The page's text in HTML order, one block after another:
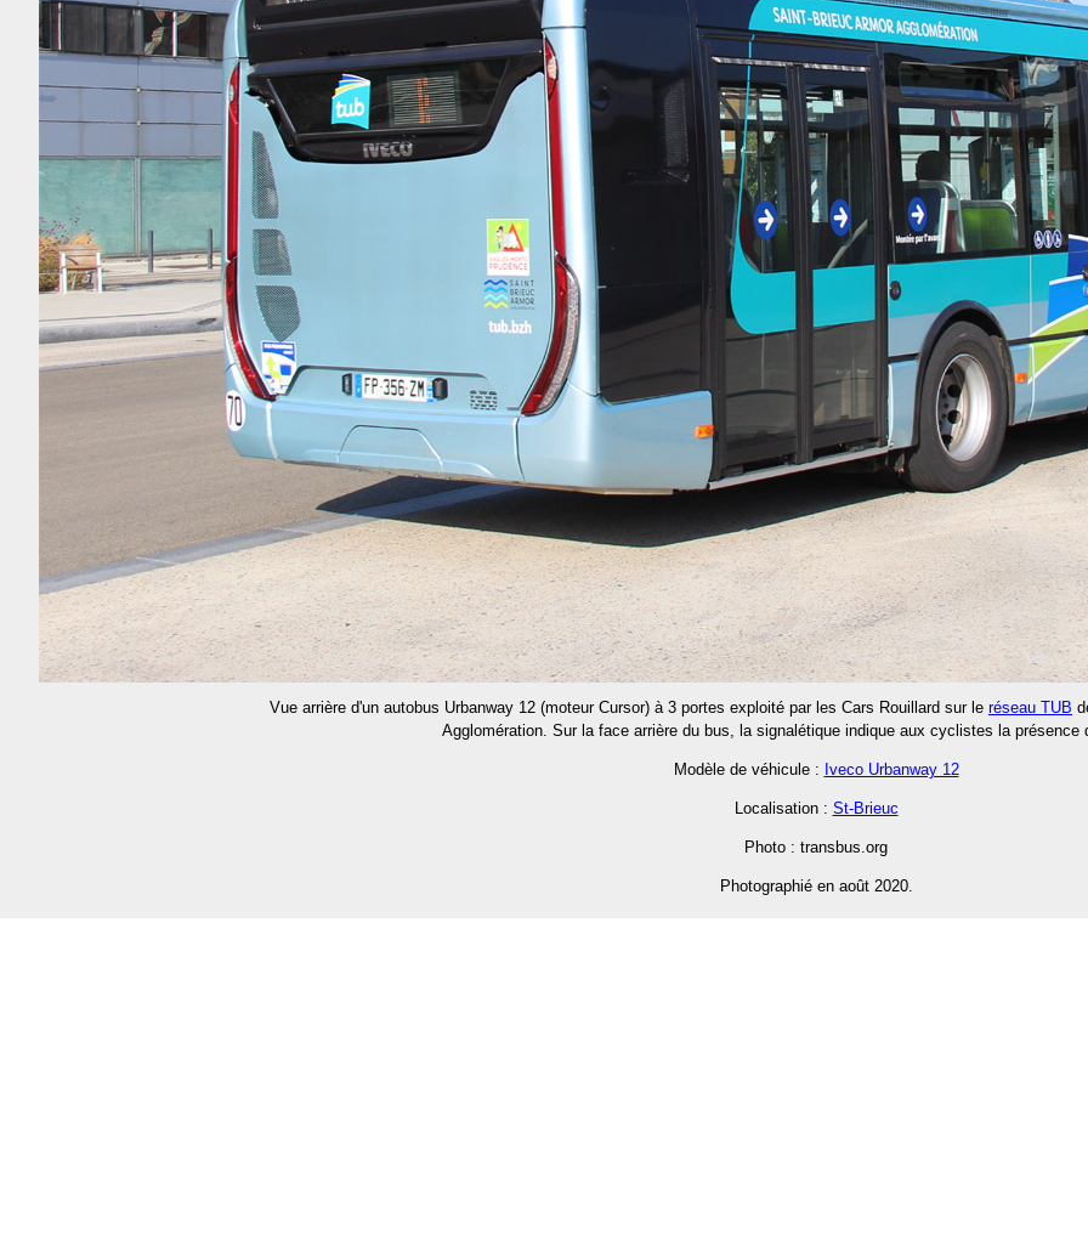
Vue arrière d'un autobus Urbanway 12 (moteur Cursor) à 3 portes exploité par les Cars Rouillard sur le réseau TUB
Agglomération. Sur la face arrière du bus, la signalétique indique aux cyclistes la présence
Modèle de véhicule : Iveco Urbanway 12
Localisation : St-Brieuc
Photo : transbus.org
Photographié en août 2020.